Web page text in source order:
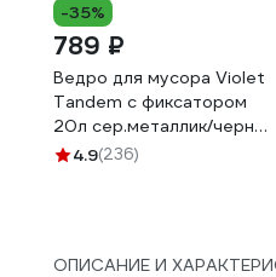
-35%
789 ₽
Ведро для мусора Violet
Tandem с фиксатором
20л сер.металлик/черный
842258
4.9(236)
ОПИСАНИЕ И